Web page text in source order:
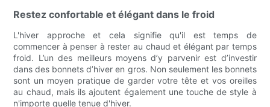
Restez confortable et élégant dans le froid
L'hiver approche et cela signifie qu'il est temps de
commencer à penser à rester au chaud et élégant par temps
froid. L’un des meilleurs moyens d’y parvenir est d’investir
dans des bonnets d’hiver en gros. Non seulement les bonnets
sont un moyen pratique de garder votre tête et vos oreilles
au chaud, mais ils ajoutent également une touche de style à
n'importe quelle tenue d'hiver.